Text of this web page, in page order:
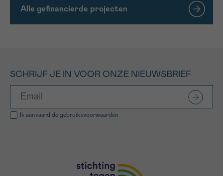
Alle gefinancierde projecten
SCHRIJF JE IN VOOR ONZE NIEUWSBRIEF
Ik aanvaard de gebruiksvoorwaarden